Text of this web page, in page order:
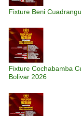
Fixture Beni
Fixture Cochabamba
Bolivar 2026